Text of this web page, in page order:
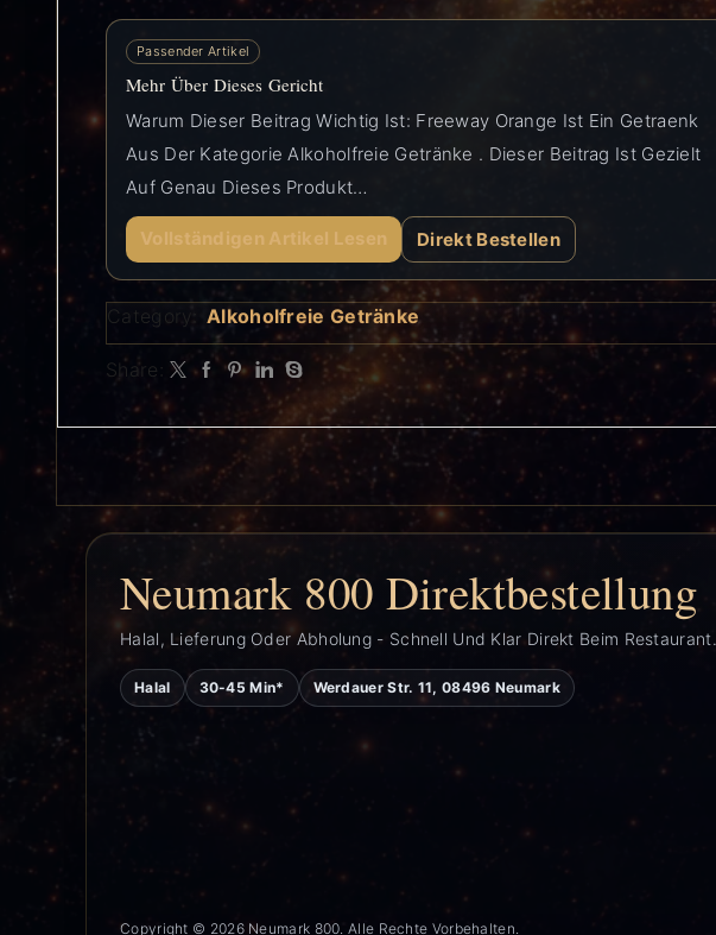
Passender Artikel
Mehr Über Dieses Gericht
Warum Dieser Beitrag Wichtig Ist: Freeway Orange Ist Ein Getraenk
Aus Der Kategorie Alkoholfreie Getränke . Dieser Beitrag Ist Gezielt
Auf Genau Dieses Produkt…
Vollständigen Artikel Lesen Direkt Bestellen
Category: Alkoholfreie Getränke
Share:
Neumark 800 Direktbestellung
Halal, Lieferung Oder Abholung - Schnell Und Klar Direkt Beim Restaurant.
Halal 30-45 Min* Werdauer Str. 11, 08496 Neumark
Copyright © 2026 Neumark 800. Alle Rechte Vorbehalten.